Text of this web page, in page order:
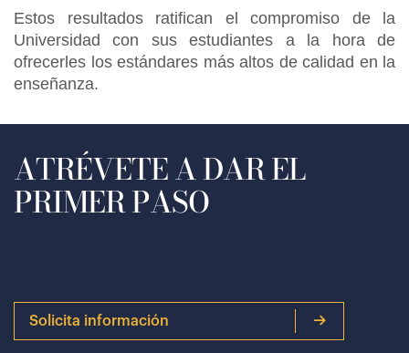
Estos resultados ratifican el compromiso de la
Universidad con sus estudiantes a la hora de
ofrecerles los estándares más altos de calidad en la
enseñanza.
ATRÉVETE A DAR EL
PRIMER PASO
Solicita información